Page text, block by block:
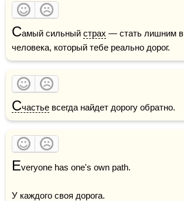
Самый сильный страх — стать лишним в
человека, который тебе реально дорог.
Счастье всегда найдет дорогу обратно.
Everyone has one's own path.
У каждого своя дорога.